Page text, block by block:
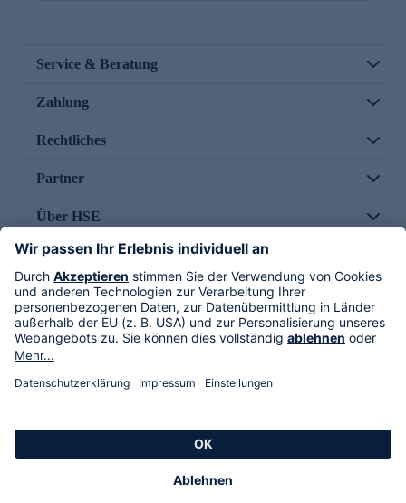
Service & Beratung
Zahlung
Rechtliches
Partner
Über HSE
Im TV
HSE International